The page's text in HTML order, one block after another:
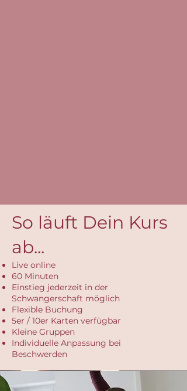
So läuft Dein Kurs
ab...
Live online
60 Minuten
Einstieg jederzeit in der
Schwangerschaft möglich
Flexible Buchung
5er / 10er Karten verfügbar
Kleine Gruppen
Individuelle Anpassung bei
Beschwerden